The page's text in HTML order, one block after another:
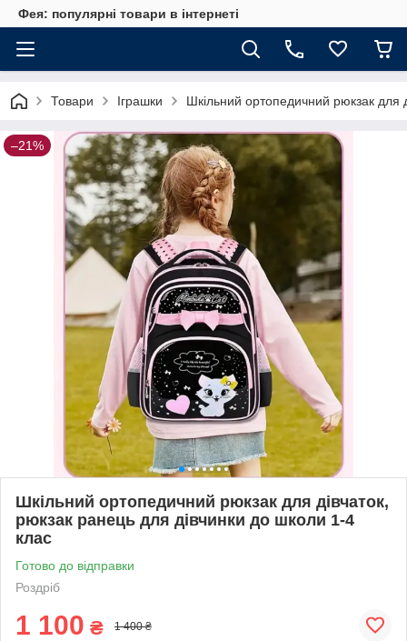
Фея: популярні товари в інтернеті
Товари Іграшки Шкільний ортопедичний рюкзак для
–21%
Шкільний ортопедичний рюкзак для дівчаток,
рюкзак ранець для дівчинки до школи 1-4
клас
Готово до відправки
Роздріб
1 100 ₴ 1 400 ₴